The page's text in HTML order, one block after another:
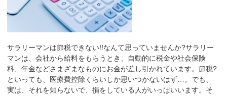
サラリーマンは節税できない!!なんて思っていませんか?サラリー
マンは、会社から給料をもらうとき、自動的に税金や社会保険
料、年金などさまざまなものにお金が差し引かれています。節税?
といっても、医療費控除くらいしか思いつかないはず…。でも、
実は、それを知らないで、損をしている人がいっぱいいます。そ